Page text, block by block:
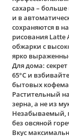
сахара – больше
и в
сохраняются в
рисования Latte
обжарки с
ярко
Для дома:
65°C и
бытовых
Растительный
зерна, а не из
Незабываемый,
без овсяной
Вкус